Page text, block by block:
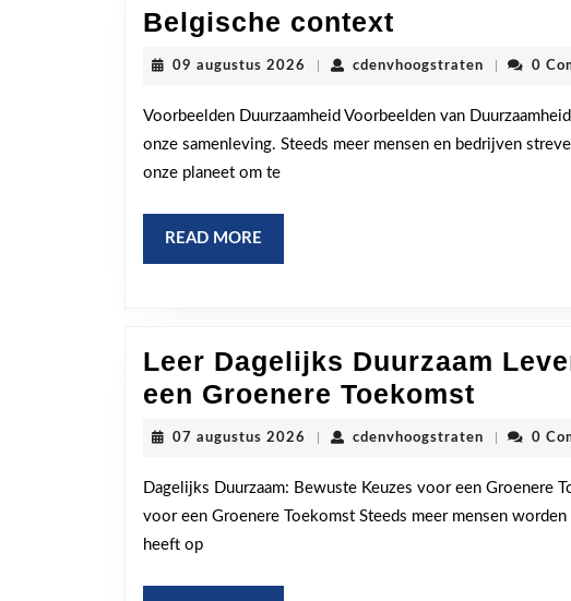
Belgische context
voorbeelden
in
09 augustus 2026 09
2026
cdenvhoogstraten 0
Voorbeelden Duurzaamheid Voorbeelden van
onze samenleving. Steeds meer mensen en bedrijven
onze planeet om te
READ MORE
MORE
Leer Dagelijks Duurzaam
een Groenere Toekomst
Leven:
Kleine
07 augustus 2026 07
cdenvhoogstraten 0
Dagelijks Duurzaam: Bewuste Keuzes voor een Groenere
voor een Groenere Toekomst Steeds meer mensen
heeft op